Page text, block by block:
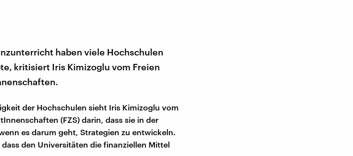
haben viele Hochschulen
kritisiert Iris Kimizoglu vom Freien
der Hochschulen sieht Iris Kimizoglu vom
(FZS) darin, dass sie in der
es darum geht, Strategien zu entwickeln.
den Universitäten die finanziellen Mittel